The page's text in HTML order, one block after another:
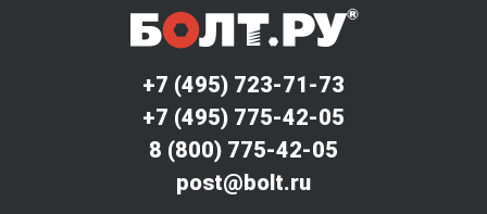
+7 (495) 723-71-73
+7 (495) 775-42-05
8 (800) 775-42-05
post@bolt.ru